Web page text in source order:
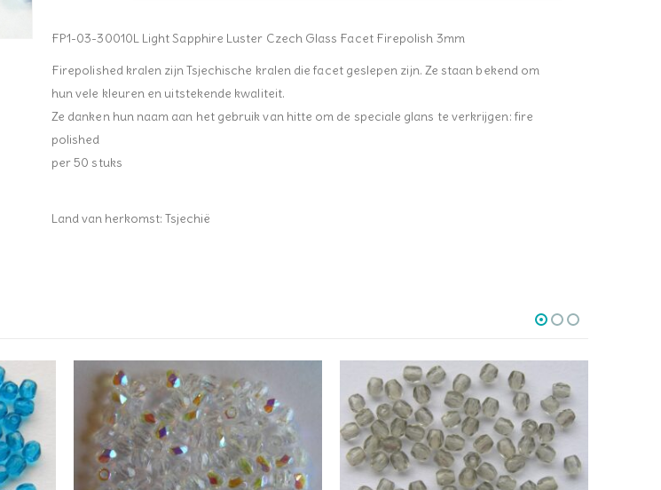
FP1-03-30010L Light Sapphire Luster Czech Glass Facet Firepolish 3mm
Firepolished kralen zijn Tsjechische kralen die facet geslepen zijn. Ze staan bekend om
hun vele kleuren en uitstekende kwaliteit.
Ze danken hun naam aan het gebruik van hitte om de speciale glans te verkrijgen: fire
polished
per 50 stuks
Land van herkomst: Tsjechië